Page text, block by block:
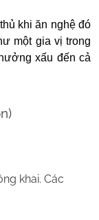
khi ăn nghệ đó
một gia vị trong
xấu đến cả
khai. Các